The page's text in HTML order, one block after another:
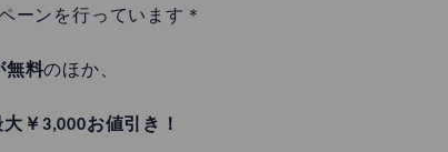
ーンを行っています＊
無料のほか、
大￥3,000お値引き！